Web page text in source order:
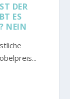
DER
ES
NEIN